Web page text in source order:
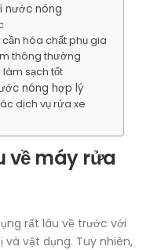
nước nóng
hóa chất phụ gia
thông thường
làm sạch tốt
nóng hợp lý
dịch vụ rửa xe
về máy rửa
rất lâu về trước với
vật dụng. Tuy nhiên,